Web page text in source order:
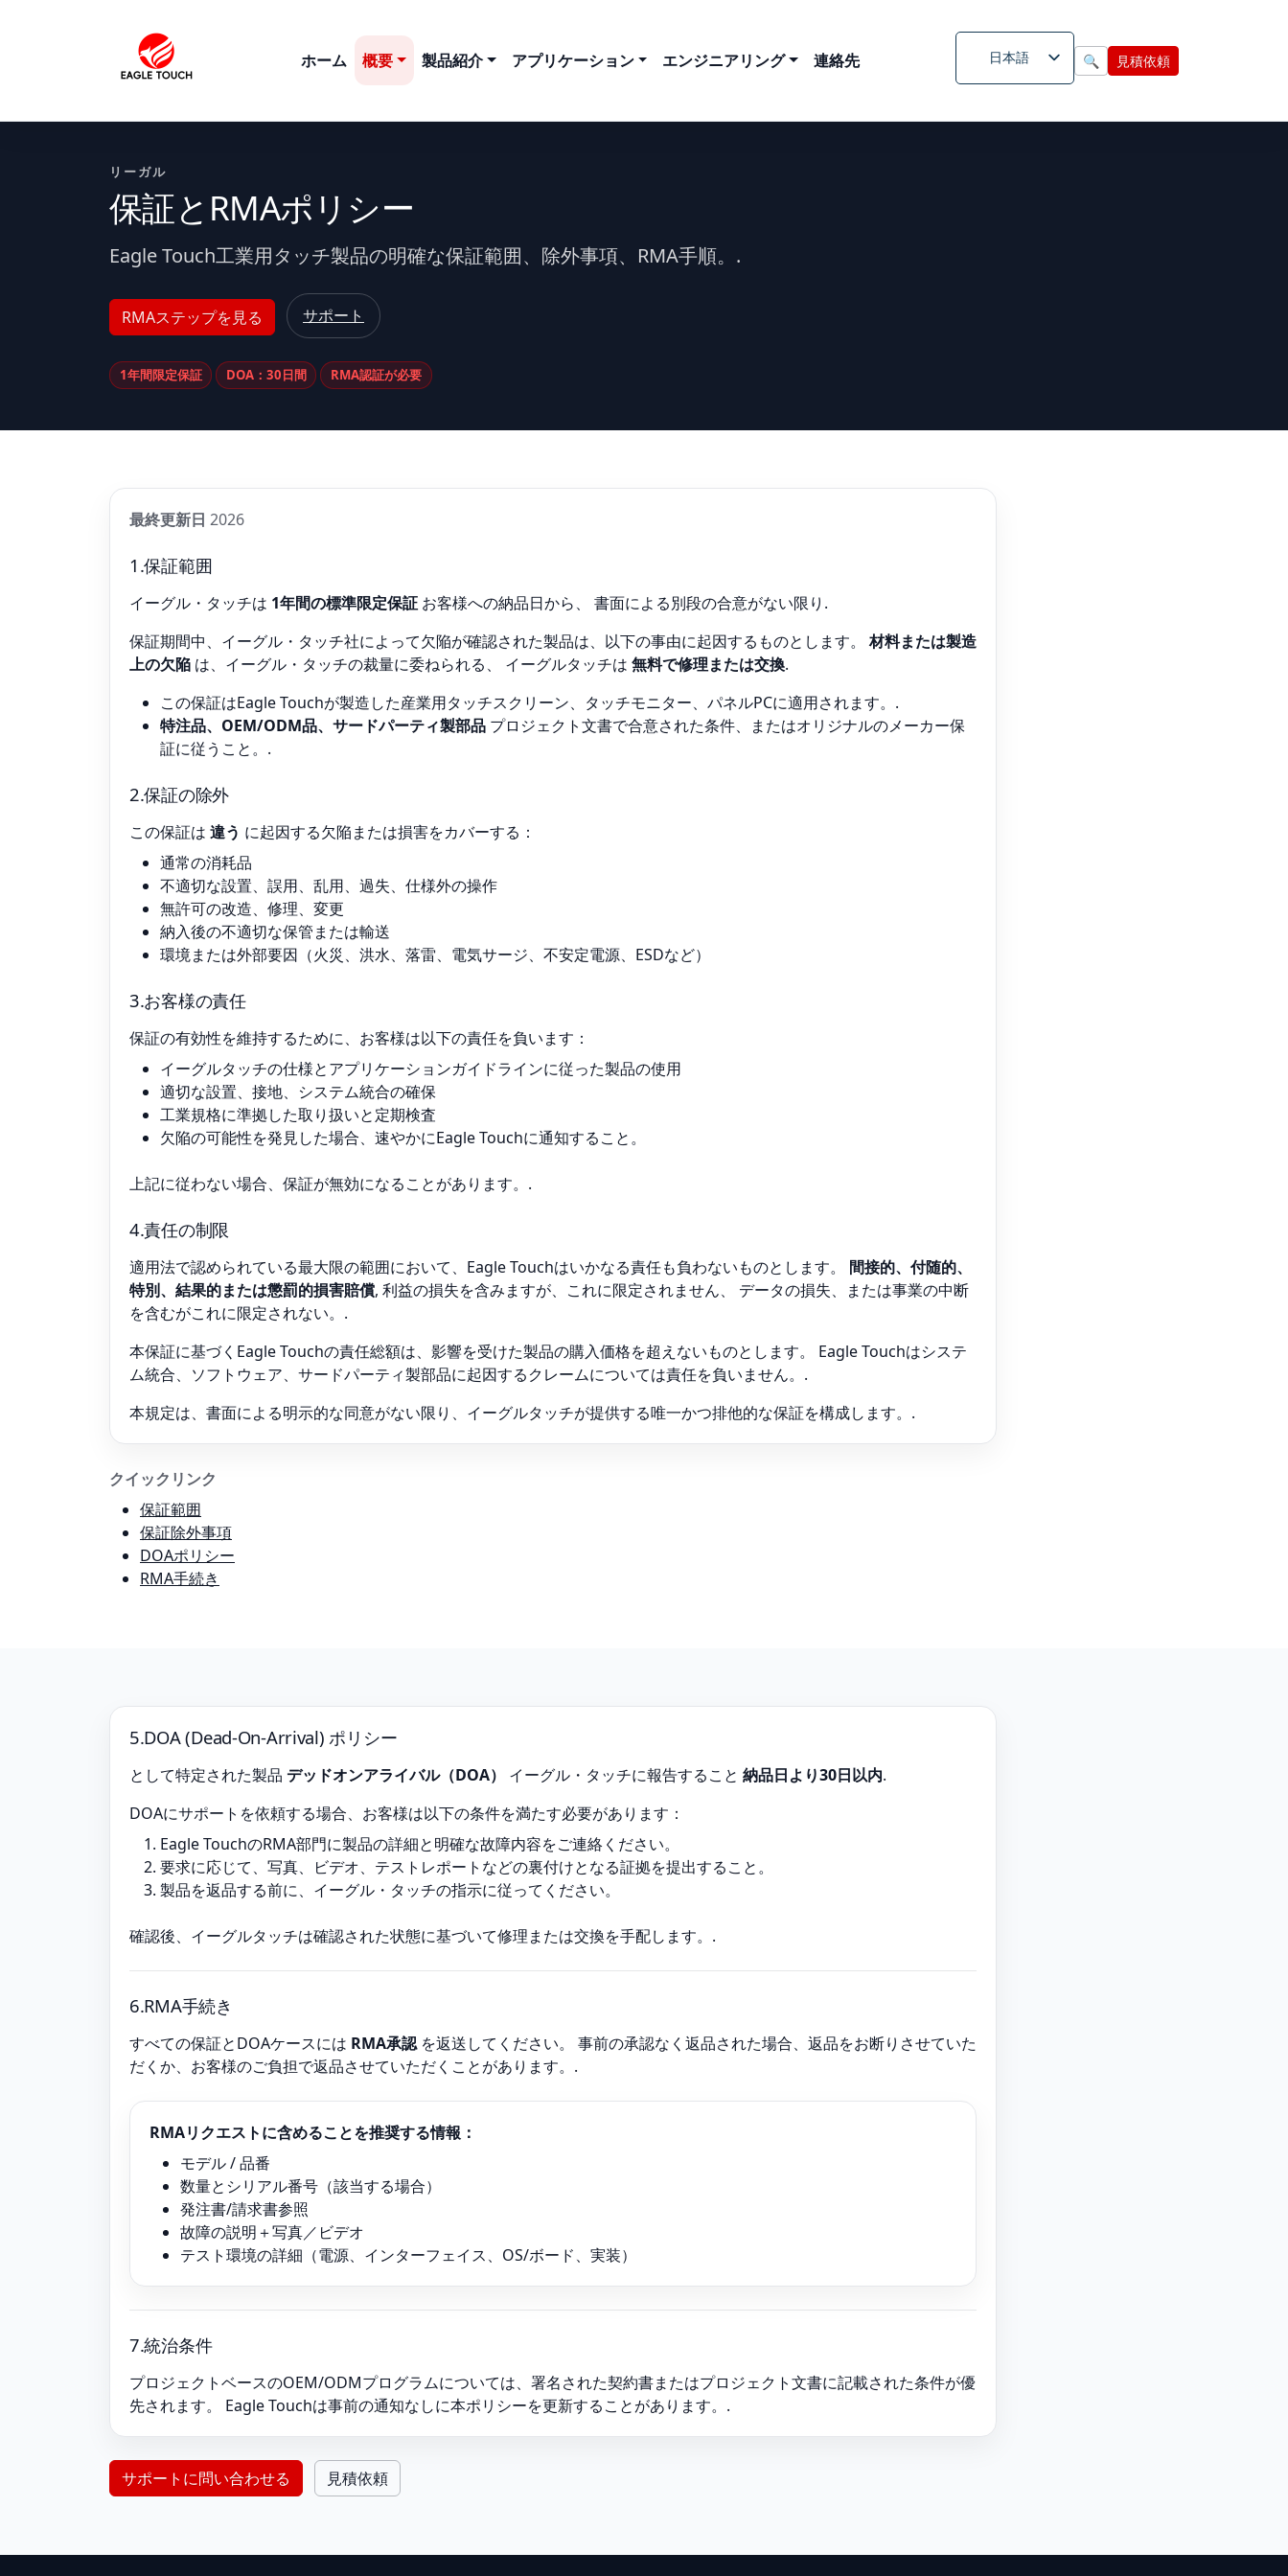
ホーム 概要 製品紹介 アプリケーション エンジニアリング 連絡先 日本語 🔍 見積依頼
リーガル
保証とRMAポリシー
Eagle Touch工業用タッチ製品の明確な保証範囲、除外事項、RMA手順。.
RMAステップを見る サポート
1年間限定保証 DOA：30日間 RMA認証が必要
最終更新日 2026
1.保証範囲
イーグル・タッチは 1年間の標準限定保証 お客様への納品日から、 書面による別段の合意がない限り.
保証期間中、イーグル・タッチ社によって欠陥が確認された製品は、以下の事由に起因するものとします。材料または製造
上の欠陥 は、イーグル・タッチの裁量に委ねられる、 イーグルタッチは 無料で修理または交換.
この保証はEagle Touchが製造した産業用タッチスクリーン、タッチモニター、パネルPCに適用されます。.
特注品、OEM/ODM品、サードパーティ製部品 プロジェクト文書で合意された条件、またはオリジナルのメーカー保
証に従うこと。.
2.保証の除外
この保証は 違う に起因する欠陥または損害をカバーする：
通常の消耗品
不適切な設置、誤用、乱用、過失、仕様外の操作
無許可の改造、修理、変更
納入後の不適切な保管または輸送
環境または外部要因（火災、洪水、落雷、電気サージ、不安定電源、ESDなど）
3.お客様の責任
保証の有効性を維持するために、お客様は以下の責任を負います：
イーグルタッチの仕様とアプリケーションガイドラインに従った製品の使用
適切な設置、接地、システム統合の確保
工業規格に準拠した取り扱いと定期検査
欠陥の可能性を発見した場合、速やかにEagle Touchに通知すること。
上記に従わない場合、保証が無効になることがあります。.
4.責任の制限
適用法で認められている最大限の範囲において、Eagle Touchはいかなる責任も負わないものとします。 間接的、付随的、
特別、結果的または懲罰的損害賠償, 利益の損失を含みますが、これに限定されません、 データの損失、または事業の中断
を含むがこれに限定されない。.
本保証に基づくEagle Touchの責任総額は、影響を受けた製品の購入価格を超えないものとします。 Eagle Touchはシステ
ム統合、ソフトウェア、サードパーティ製部品に起因するクレームについては責任を負いません。.
本規定は、書面による明示的な同意がない限り、イーグルタッチが提供する唯一かつ排他的な保証を構成します。.
クイックリンク
保証範囲
保証除外事項
DOAポリシー
RMA手続き
5.DOA (Dead-On-Arrival) ポリシー
として特定された製品 デッドオンアライバル（DOA） イーグル・タッチに報告すること 納品日より30日以内.
DOAにサポートを依頼する場合、お客様は以下の条件を満たす必要があります：
Eagle TouchのRMA部門に製品の詳細と明確な故障内容をご連絡ください。
要求に応じて、写真、ビデオ、テストレポートなどの裏付けとなる証拠を提出すること。
製品を返品する前に、イーグル・タッチの指示に従ってください。
確認後、イーグルタッチは確認された状態に基づいて修理または交換を手配します。.
6.RMA手続き
すべての保証とDOAケースには RMA承認を返送してください。 事前の承認なく返品された場合、返品をお断りさせていた
だくか、お客様のご負担で返品させていただくことがあります。.
RMAリクエストに含めることを推奨する情報：
モデル / 品番
数量とシリアル番号（該当する場合）
発注書/請求書参照
故障の説明＋写真／ビデオ
テスト環境の詳細（電源、インターフェイス、OS/ボード、実装）
7.統治条件
プロジェクトベースのOEM/ODMプログラムについては、署名された契約書またはプロジェクト文書に記載された条件が優
先されます。 Eagle Touchは事前の通知なしに本ポリシーを更新することがあります。.
サポートに問い合わせる 見積依頼